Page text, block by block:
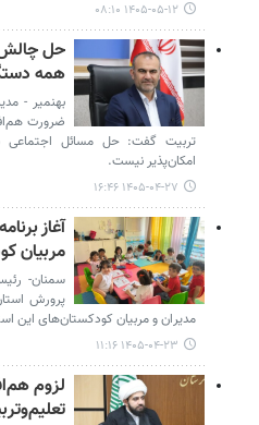
۱۴۰۵-۰۵-۱۲ ۰۸:۱۰
حل
همه
بهنمیر -
ضرورت
تربیت گفت: حل مسائل اجتماعی
امکان‌پذیر نیست.
۱۴۰۵-۰۴-۲۷ ۱۶:۴۶
آغاز
مربیان
سمنان-
پرورش
مدیران و مربیان کودکستان‌های این
۱۴۰۵-۰۴-۲۳ ۱۱:۱۶
لزوم